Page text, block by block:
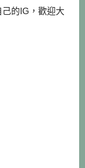
的IG，歡迎大